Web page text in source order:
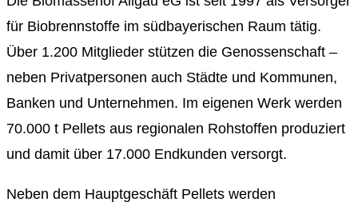
für Biobrennstoffe im südbayerischen Raum tätig.
Über 1.200 Mitglieder stützen die Genossenschaft –
neben Privatpersonen auch Städte und Kommunen,
Banken und Unternehmen. Im eigenen Werk werden
70.000 t Pellets aus regionalen Rohstoffen produziert
und damit über 17.000 Endkunden versorgt.
Neben dem Hauptgeschäft Pellets werden